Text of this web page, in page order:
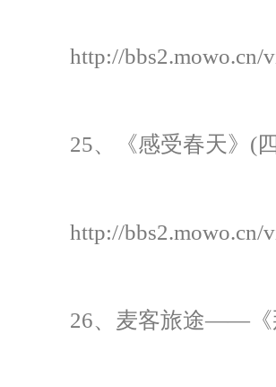
http://bbs2.mowo.cn/
25、《感受春天》(
http://bbs2.mowo.cn/
26、麦客旅途——《